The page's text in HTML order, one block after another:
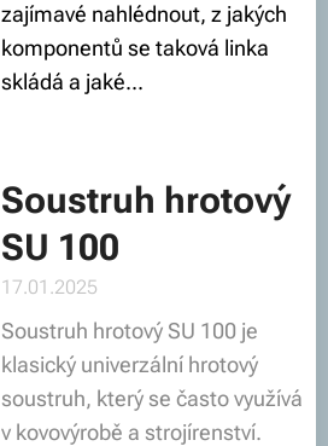
zajímavé nahlédnout, z jakých
komponentů se taková linka
skládá a jaké...
Soustruh hrotový
SU 100
17.01.2025
Soustruh hrotový SU 100 je
klasický univerzální hrotový
soustruh, který se často využívá
v kovovýrobě a strojírenství.